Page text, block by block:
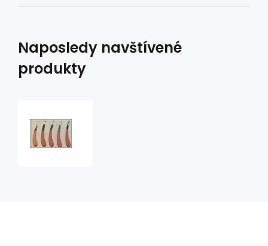
Naposledy navštívené
produkty